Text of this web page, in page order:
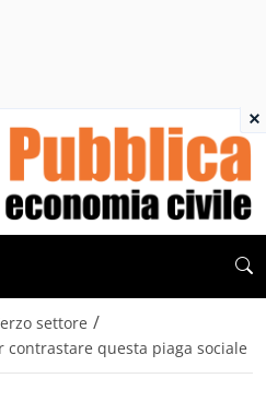
settore /
questa piaga sociale
×